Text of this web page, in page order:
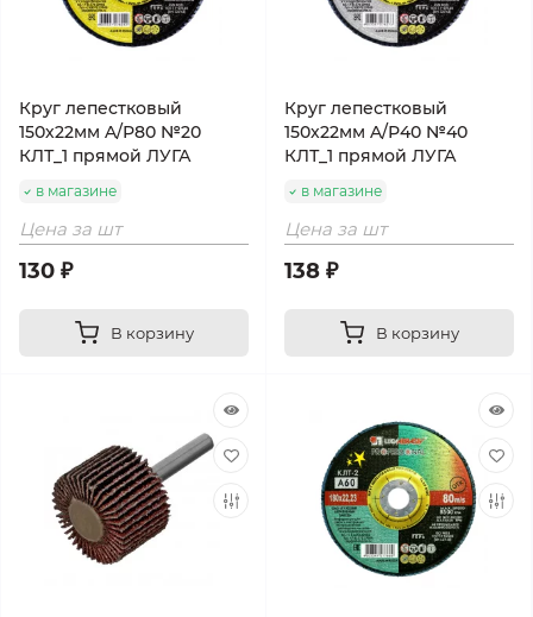
Круг лепестковый
150х22мм A/Р80 №20
КЛТ_1 прямой ЛУГА
в магазине
Цена за шт
130 ₽
В корзину
Круг лепестковый
150х22мм A/Р40 №40
КЛТ_1 прямой ЛУГА
в магазине
Цена за шт
138 ₽
В корзину